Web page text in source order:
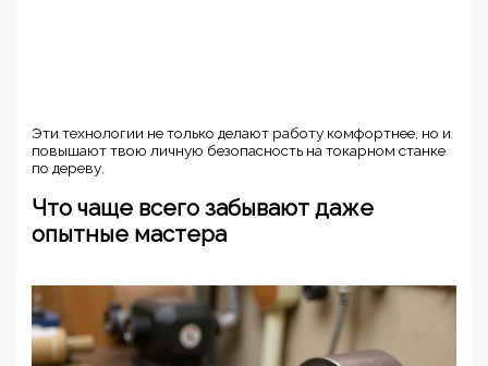
Эти технологии не только делают работу комфортнее, но и
повышают твою личную безопасность на токарном станке
по дереву.
Что чаще всего забывают даже
опытные мастера